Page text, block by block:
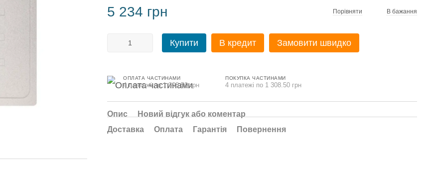
5 234 грн Порівняти В бажання
Купити В кредит Замовити швидко
ОПЛАТА ЧАСТИНАМИ
4 платежі по 1 308.50 грн
ПОКУПКА ЧАСТИНАМИ
4 платежі по 1 308.50 грн
Опис
Новий відгук або коментар
Доставка
Оплата Гарантія Повернення